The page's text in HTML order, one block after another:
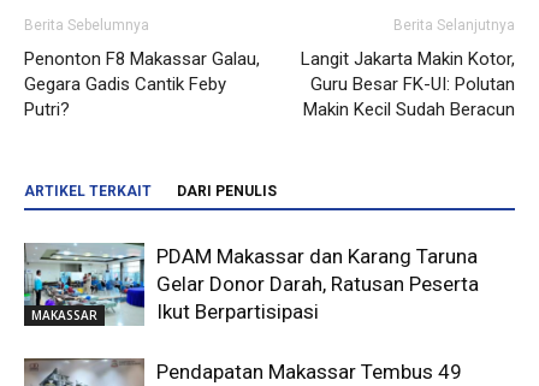
Berita Sebelumnya
Penonton F8 Makassar Galau,
Gegara Gadis Cantik Feby
Putri?
Berita Selanjutnya
Langit Jakarta Makin Kotor,
Guru Besar FK-UI: Polutan
Makin Kecil Sudah Beracun
ARTIKEL TERKAIT DARI PENULIS
MAKASSAR
PDAM Makassar dan Karang Taruna
Gelar Donor Darah, Ratusan Peserta
Ikut Berpartisipasi
Pendapatan Makassar Tembus 49